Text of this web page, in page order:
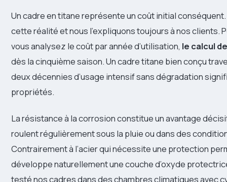
Un cadre en titane représente un coût initial
cette réalité et nous l’expliquons toujours à nos clients.
vous analysez le coût par année d’utilisation, le calcul
dès la cinquième saison. Un cadre titane bien conçu
deux décennies d’usage intensif sans dégradation
propriétés.
La résistance à la corrosion constitue un avantage
roulent régulièrement sous la pluie ou dans des
Contrairement à l’acier qui nécessite une protection
développe naturellement une couche d’oxyde
testé nos cadres dans des chambres climatiques avec